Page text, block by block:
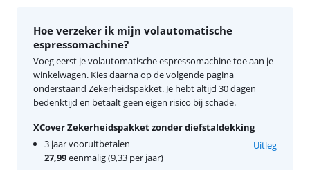
Hoe verzeker ik mijn volautomatische
espressomachine?
Voeg eerst je volautomatische espressomachine toe aan je
winkelwagen. Kies daarna op de volgende pagina
onderstaand Zekerheidspakket. Je hebt altijd 30 dagen
bedenktijd en betaalt geen eigen risico bij schade.
XCover Zekerheidspakket zonder diefstaldekking
3 jaar vooruitbetalen
27,99eenmalig (9,33 per jaar)
Uitleg